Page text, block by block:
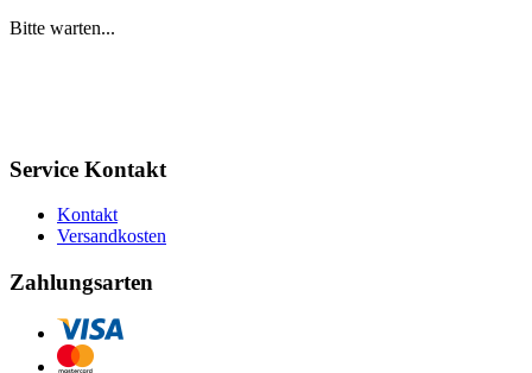
Bitte warten...
Service Kontakt
Kontakt
Versandkosten
Zahlungsarten